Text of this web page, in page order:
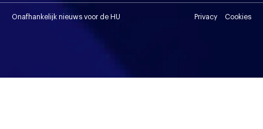
Onafhankelijk nieuws voor de HU Privacy Cookies